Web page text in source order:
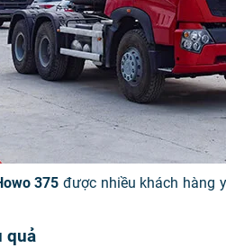
375 được nhiều khách hàng
quả